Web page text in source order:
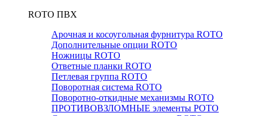
RОTO ПВХ
Арочная и косоугольная фурнитура ROTO
Дополнительные опции ROTO
Ножницы ROTO
Ответные планки ROTO
Петлевая группа ROTO
Поворотная система ROTO
Поворотно-откидные механизмы ROTO
ПРОТИВОВЗЛОМНЫЕ элементы РОТО